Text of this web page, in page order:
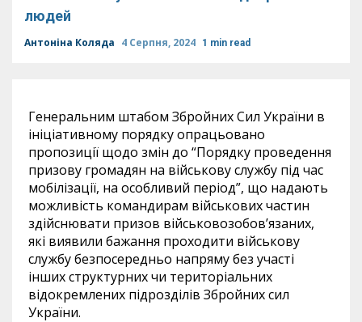
людей
Антоніна Коляда 4 Серпня, 2024 1 min read
Генеральним штабом Збройних Сил України в
ініціативному порядку опрацьовано
пропозиції щодо змін до “Порядку проведення
призову громадян на військову службу під час
мобілізації, на особливий період”, що надають
можливість командирам військових частин
здійснювати призов військовозобов’язаних,
які виявили бажання проходити військову
службу безпосередньо напряму без участі
інших структурних чи територіальних
відокремлених підрозділів Збройних сил
України.